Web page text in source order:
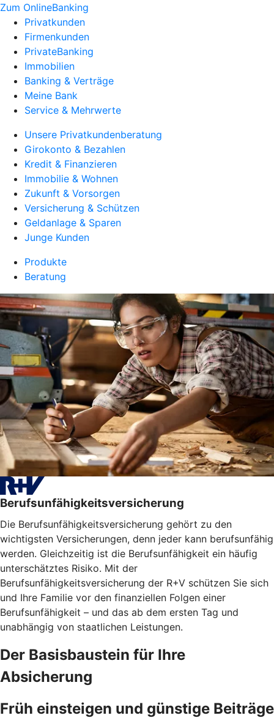
Zum OnlineBanking
Privatkunden
Firmenkunden
PrivateBanking
Immobilien
Banking & Verträge
Meine Bank
Service & Mehrwerte
Unsere Privatkundenberatung
Girokonto & Bezahlen
Kredit & Finanzieren
Immobilie & Wohnen
Zukunft & Vorsorgen
Versicherung & Schützen
Geldanlage & Sparen
Junge Kunden
Produkte
Beratung
Berufsunfähigkeitsversicherung
Die Berufsunfähigkeitsversicherung gehört zu den
wichtigsten Versicherungen, denn jeder kann berufsunfähig
werden. Gleichzeitig ist die Berufsunfähigkeit ein häufig
unterschätztes Risiko. Mit der
Berufsunfähigkeitsversicherung der R+V schützen Sie sich
und Ihre Familie vor den finanziellen Folgen einer
Berufsunfähigkeit – und das ab dem ersten Tag und
unabhängig von staatlichen Leistungen.
Der Basisbaustein für Ihre
Absicherung
Früh einsteigen und günstige Beiträge